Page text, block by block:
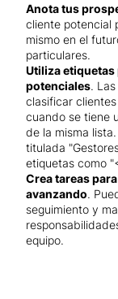
Anota tus
cliente potencial
mismo en el
particulares.
Utiliza etiquetas
potenciales.
clasificar
cuando se tiene
de la misma
titulada
etiquetas como
Crea tareas
avanzando.
seguimiento y
equipo.